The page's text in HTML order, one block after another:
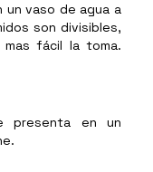
un vaso de agua a
son divisibles,
fácil la toma.
presenta en un